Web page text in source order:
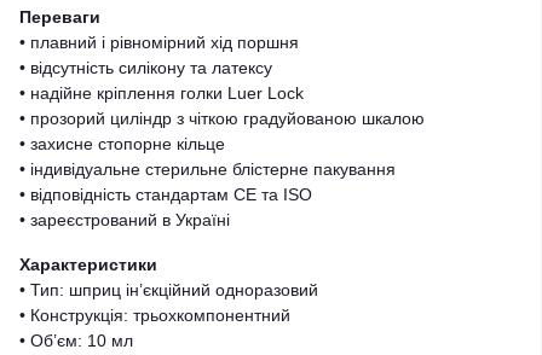
Переваги
• плавний і рівномірний хід поршня
• відсутність силікону та латексу
• надійне кріплення голки Luer Lock
• прозорий циліндр з чіткою градуйованою шкалою
• захисне стопорне кільце
• індивідуальне стерильне блістерне пакування
• відповідність стандартам CE та ISO
• зареєстрований в Україні
Характеристики
• Тип: шприц ін’єкційний одноразовий
• Конструкція: трьохкомпонентний
• Об’єм: 10 мл